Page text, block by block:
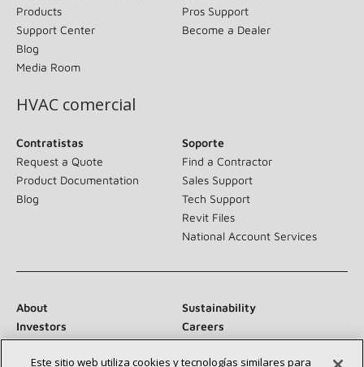
Products
Support Center
Blog
Media Room
Pros Support
Become a Dealer
HVAC comercial
Contratistas
Request a Quote
Product Documentation
Blog
Soporte
Find a Contractor
Sales Support
Tech Support
Revit Files
National Account Services
About
Sustainability
Investors
Careers
Suppliers
Contact Us
Newsroom
Este sitio web utiliza cookies y tecnologías similares para